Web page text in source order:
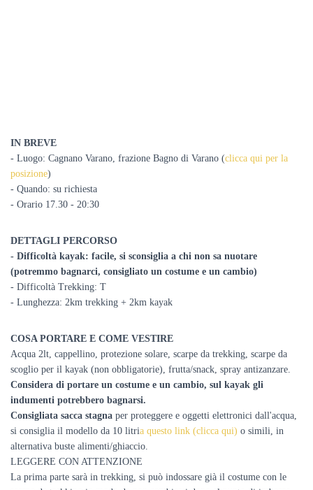
IN BREVE
- Luogo: Cagnano Varano, frazione Bagno di Varano (clicca qui per la
posizione)
- Quando: su richiesta
- Orario 17.30 - 20:30
DETTAGLI PERCORSO
- Difficoltà kayak: facile, si sconsiglia a chi non sa nuotare
(potremmo bagnarci, consigliato un costume e un cambio)
- Difficoltà Trekking: T
- Lunghezza: 2km trekking + 2km kayak
COSA PORTARE E COME VESTIRE
Acqua 2lt, cappellino, protezione solare, scarpe da trekking, scarpe da
scoglio per il kayak (non obbligatorie), frutta/snack, spray antizanzare.
Considera di portare un costume e un cambio, sul kayak gli
indumenti potrebbero bagnarsi.
Consigliata sacca stagna per proteggere e oggetti elettronici dall'acqua,
si consiglia il modello da 10 litria questo link (clicca qui) o simili, in
alternativa buste alimenti/ghiaccio.
LEGGERE CON ATTENZIONE
La prima parte sarà in trekking, si può indossare già il costume con le